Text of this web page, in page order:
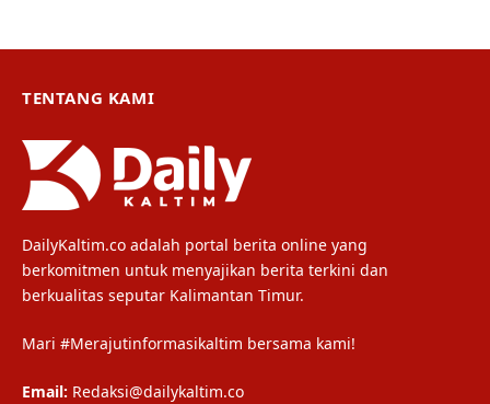
TENTANG KAMI
DailyKaltim.co adalah portal berita online yang
berkomitmen untuk menyajikan berita terkini dan
berkualitas seputar Kalimantan Timur.
Mari #Merajutinformasikaltim bersama kami!
Email: Redaksi@dailykaltim.co